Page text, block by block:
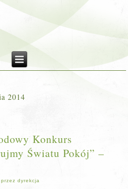
2014
Konkurs
Światu Pokój” –
przez dyrekcja